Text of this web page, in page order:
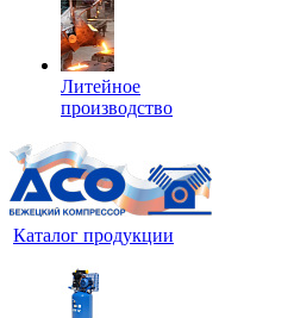
Литейное
производство
Каталог продукции